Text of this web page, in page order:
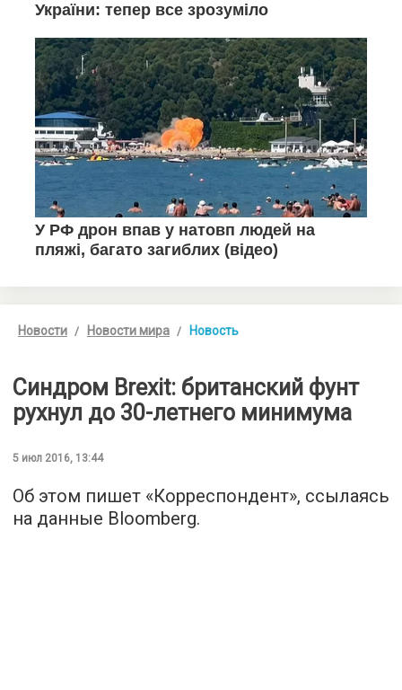
Новости Новости мира Новость
Синдром Brexit: британский фунт
рухнул до 30-летнего минимума
5 июл 2016, 13:44
Об этом пишет «Корреспондент», ссылаясь
на данные Bloomberg.